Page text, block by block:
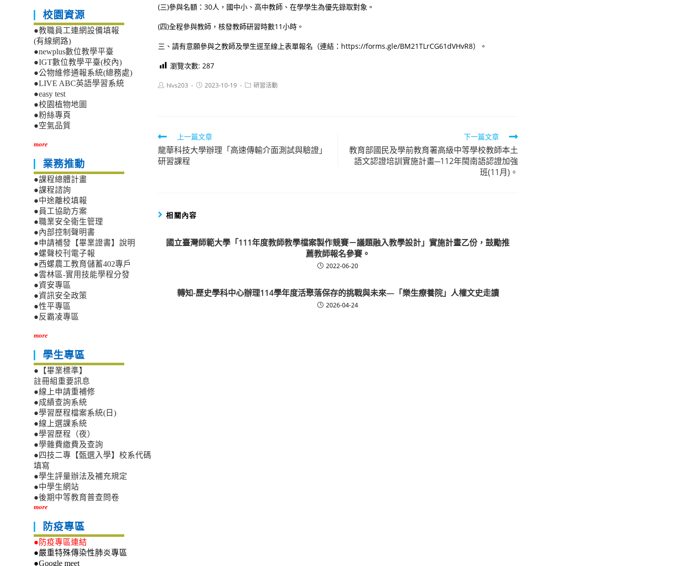
(三)參與名額：30人，國中小、高中教師、在學學生為優先錄取對象。
(四)全程參與教師，核發教師研習時數11小時。
三、請有意願參與之教師及學生逕至線上表單報名（連結：https://forms.gle/BM21TLrCG61dVHvR8）。
瀏覽次數: 287
Posthlvs203
Post2023-10-19
Post研習活動
Read
more
articles
上一篇文章
龍華科技大學辦理「高速傳輸介面測試與驗證」
研習課程
下一篇文章
教育部國民及學前教育署高級中等學校教師本土
語文認證培訓實施計畫─112年閩南語認證加強
班(11月)。
相關內容
國立臺灣師範大學「111年度教師教學檔案製作競賽－議題融入教學設計」實施計畫乙份，鼓勵推
薦教師報名參賽。
2022-06-20
轉知-歷史學科中心辦理114學年度活聚落保存的挑戰與未來—「樂生療養院」人權文史走讀
2026-04-24
校園資源
●教職員工連網設備填報
(有線網路)
●newplus數位教學平臺
●IGT數位教學平臺(校內)
●公物維修通報系統(總務處)
●LIVE ABC英語學習系統
●easy test
●校園植物地圖
●粉絲專頁
●空氣品質
more
業務推動
●課程總體計畫
●課程諮詢
●中途離校填報
●員工協助方案
●職業安全衛生管理
●內部控制聲明書
●申請補發【畢業證書】說明
●螺聲校刊電子報
●西螺農工教育儲蓄402專戶
●雲林區-實用技能學程分發
●資安專區
●資訊安全政策
●性平專區
●反霸凌專區
more
學生專區
●【畢業標準】
註冊組重要訊息
●線上申請重補修
●成績查詢系統
●學習歷程檔案系統(日)
●線上選課系統
●學習歷程（夜）
●學雜費繳費及查詢
●四技二專【甄選入學】校系代碼
填寫
●學生評量辦法及補充規定
●中學生網站
●後期中等教育普查問卷
more
防疫專區
●防疫專區連結
●嚴重特殊傳染性肺炎專區
●Google meet